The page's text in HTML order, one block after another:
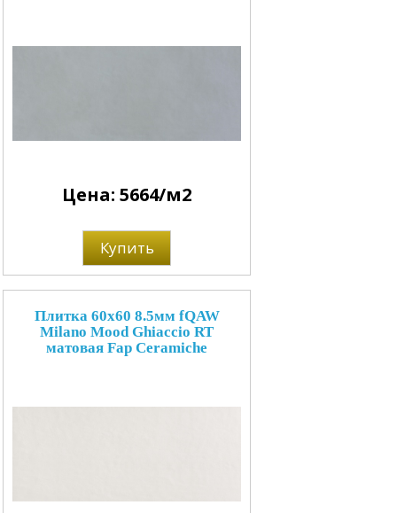
Цена: 5664/м2
Купить
Плитка 60x60 8.5мм fQAW
Milano Mood Ghiaccio RT
матовая Fap Ceramiche